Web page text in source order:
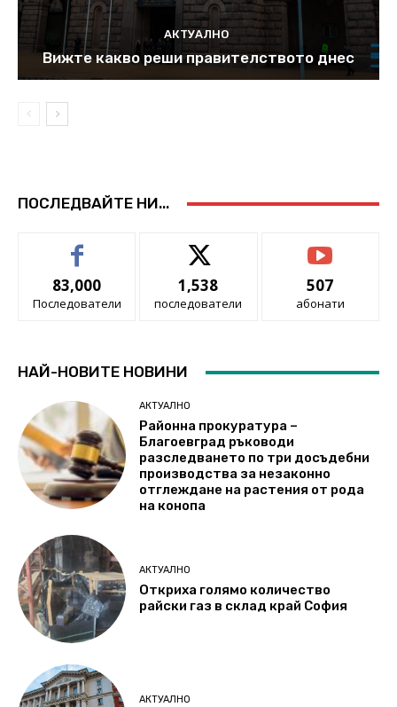
АКТУАЛНО
Вижте какво реши правителството днес
ПОСЛЕДВАЙТЕ НИ...
83,000
Последователи
1,538
последователи
507
абонати
НАЙ-НОВИТЕ НОВИНИ
АКТУАЛНО
Районна прокуратура –
Благоевград ръководи
разследването по три досъдебни
производства за незаконно
отглеждане на растения от рода
на конопа
АКТУАЛНО
Откриха голямо количество
райски газ в склад край София
АКТУАЛНО